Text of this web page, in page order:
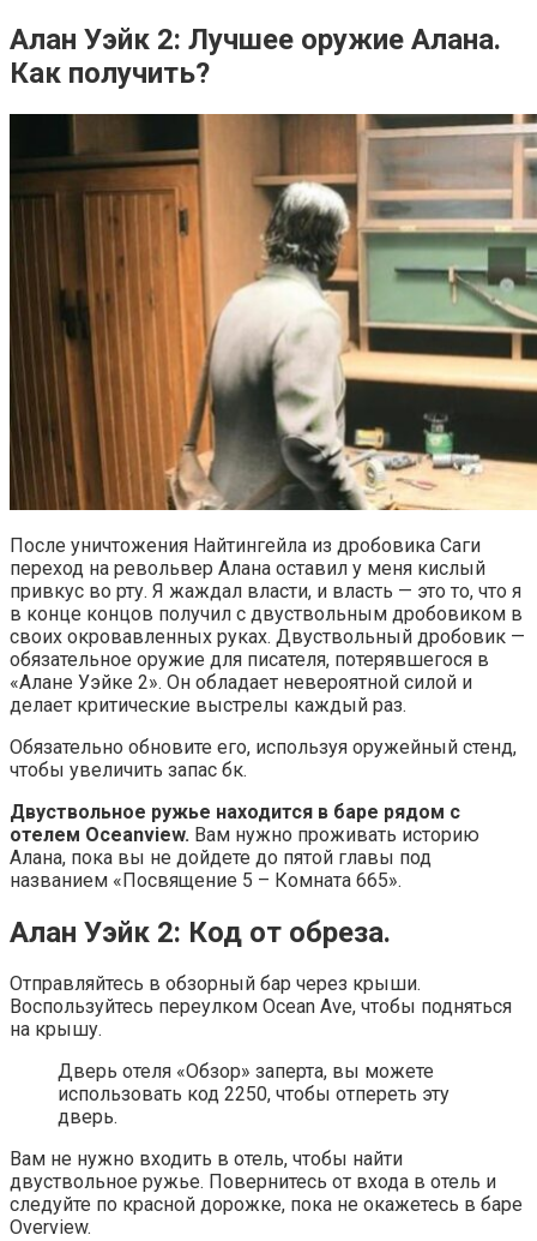
Алан Уэйк 2: Лучшее оружие Алана.
Как получить?
После уничтожения Найтингейла из дробовика Саги
переход на револьвер Алана оставил у меня кислый
привкус во рту. Я жаждал власти, и власть — это то, что я
в конце концов получил с двуствольным дробовиком в
своих окровавленных руках. Двуствольный дробовик —
обязательное оружие для писателя, потерявшегося в
«Алане Уэйке 2». Он обладает невероятной силой и
делает критические выстрелы каждый раз.
Обязательно обновите его, используя оружейный стенд,
чтобы увеличить запас бк.
Двуствольное ружье находится в баре рядом с
отелем Oceanview. Вам нужно проживать историю
Алана, пока вы не дойдете до пятой главы под
названием «Посвящение 5 – Комната 665».
Алан Уэйк 2: Код от обреза.
Отправляйтесь в обзорный бар через крыши.
Воспользуйтесь переулком Ocean Ave, чтобы подняться
на крышу.
Дверь отеля «Обзор» заперта, вы можете
использовать код 2250, чтобы отпереть эту
дверь.
Вам не нужно входить в отель, чтобы найти
двуствольное ружье. Повернитесь от входа в отель и
следуйте по красной дорожке, пока не окажетесь в баре
Overview.